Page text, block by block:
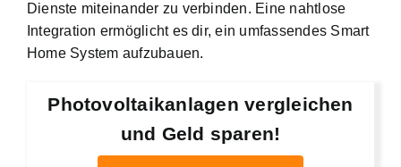
Dienste miteinander zu verbinden. Eine nahtlose
Integration ermöglicht es dir, ein umfassendes Smart
Home System aufzubauen.
Photovoltaikanlagen vergleichen
und Geld sparen!